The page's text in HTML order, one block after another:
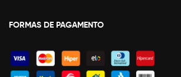
FORMAS DE PAGAMENTO